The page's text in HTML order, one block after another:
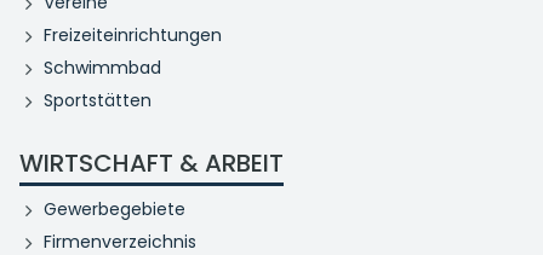
Freizeiteinrichtungen
Schwimmbad
Sportstätten
WIRTSCHAFT & ARBEIT
Gewerbegebiete
Firmenverzeichnis